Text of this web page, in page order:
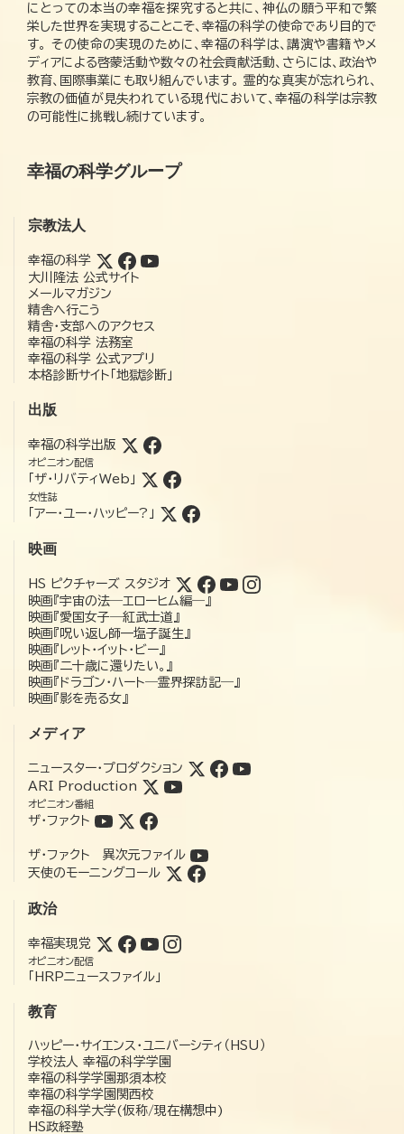
にとっての本当の幸福を探究すると共に、神仏の願う平和で繁
栄した世界を実現することこそ、幸福の科学の使命であり目的で
す。 その使命の実現のために、幸福の科学は、講演や書籍やメ
ディアによる啓蒙活動や数々の社会貢献活動、さらには、政治や
教育、国際事業にも取り組んでいます。 霊的な真実が忘れられ、
宗教の価値が見失われている現代において、幸福の科学は宗教
の可能性に挑戦し続けています。
幸福の科学グループ
宗教法人
幸福の科学
大川隆法 公式サイト
メールマガジン
精舎へ行こう
精舎・支部へのアクセス
幸福の科学 法務室
幸福の科学 公式アプリ
本格診断サイト「地獄診断」
出版
幸福の科学出版
オピニオン配信
「ザ・リバティWeb」
女性誌
「アー・ユー・ハッピー?」
映画
HS ピクチャーズ スタジオ
映画『宇宙の法―エローヒム編―』
映画『愛国女子―紅武士道』
映画『呪い返し師—塩子誕生』
映画『レット・イット・ビー』
映画『二十歳に還りたい。』
映画『ドラゴン・ハート―霊界探訪記―』
映画『影を売る女』
メディア
ニュースター・プロダクション
ARI Production
オピニオン番組
ザ・ファクト
ザ・ファクト 異次元ファイル
天使のモーニングコール
政治
幸福実現党
オピニオン配信
「HRPニュースファイル」
教育
ハッピー・サイエンス・ユニバーシティ（HSU）
学校法人 幸福の科学学園
幸福の科学学園那須本校
幸福の科学学園関西校
幸福の科学大学(仮称/現在構想中)
HS政経塾